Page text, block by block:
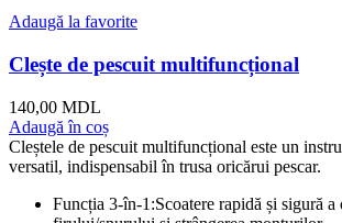
Adaugă la favorite
Clește de pescuit multifuncțional
140,00 MDL
Adaugă în coș
Cleștele de pescuit multifuncțional este un
versatil, indispensabil în trusa oricărui pescar.
Funcția 3-în-1:Scoatere rapidă și sigură a